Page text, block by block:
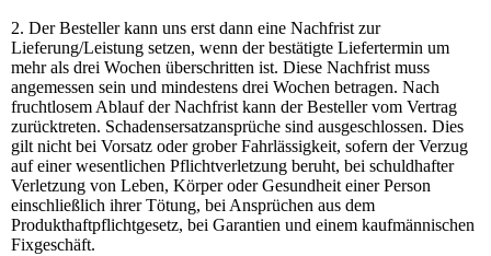
2. Der Besteller kann uns erst dann eine Nachfrist zur
Lieferung/Leistung setzen, wenn der bestätigte Liefertermin um
mehr als drei Wochen überschritten ist. Diese Nachfrist muss
angemessen sein und mindestens drei Wochen betragen. Nach
fruchtlosem Ablauf der Nachfrist kann der Besteller vom Vertrag
zurücktreten. Schadensersatzansprüche sind ausgeschlossen. Dies
gilt nicht bei Vorsatz oder grober Fahrlässigkeit, sofern der Verzug
auf einer wesentlichen Pflichtverletzung beruht, bei schuldhafter
Verletzung von Leben, Körper oder Gesundheit einer Person
einschließlich ihrer Tötung, bei Ansprüchen aus dem
Produkthaftpflichtgesetz, bei Garantien und einem kaufmännischen
Fixgeschäft.